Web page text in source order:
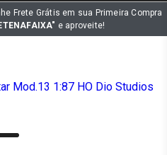
Frete Grátis em sua Primeira Compra
e aproveite!